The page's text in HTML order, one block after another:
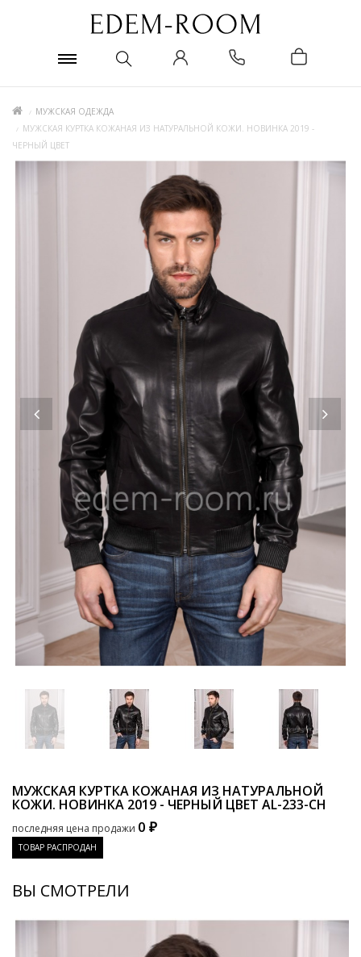
МУЖСКАЯ ОДЕЖДА
МУЖСКАЯ КУРТКА КОЖАНАЯ ИЗ НАТУРАЛЬНОЙ КОЖИ. НОВИНКА 2019 -
ЧЕРНЫЙ ЦВЕТ
МУЖСКАЯ КУРТКА КОЖАНАЯ ИЗ НАТУРАЛЬНОЙ
КОЖИ. НОВИНКА 2019 - ЧЕРНЫЙ ЦВЕТ AL-233-CH
последняя цена продажи 0 ₽
ТОВАР РАСПРОДАН
ВЫ СМОТРЕЛИ